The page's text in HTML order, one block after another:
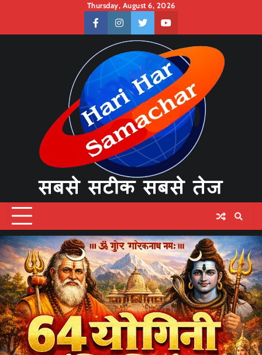
content
Thursday, August 6, 2026
facebookinstagramtwitteryoutube